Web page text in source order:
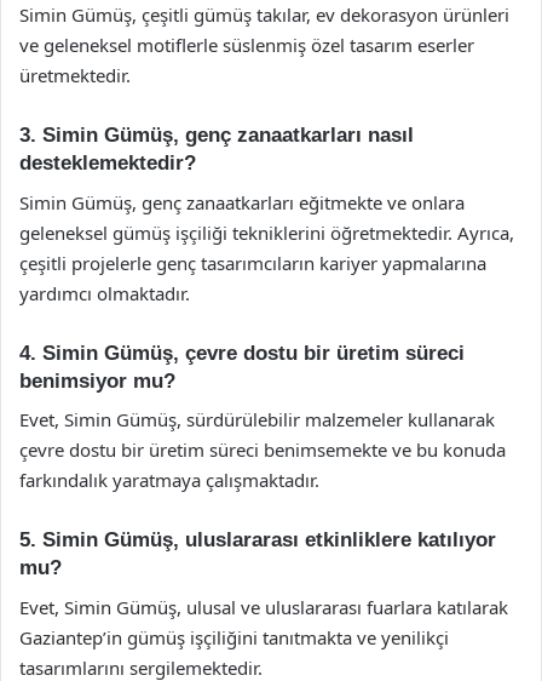
Simin Gümüş, çeşitli gümüş takılar, ev dekorasyon ürünleri
ve geleneksel motiflerle süslenmiş özel tasarım eserler
üretmektedir.
3. Simin Gümüş, genç zanaatkarları nasıl
desteklemektedir?
Simin Gümüş, genç zanaatkarları eğitmekte ve onlara
geleneksel gümüş işçiliği tekniklerini öğretmektedir. Ayrıca,
çeşitli projelerle genç tasarımcıların kariyer yapmalarına
yardımcı olmaktadır.
4. Simin Gümüş, çevre dostu bir üretim süreci
benimsiyor mu?
Evet, Simin Gümüş, sürdürülebilir malzemeler kullanarak
çevre dostu bir üretim süreci benimsemekte ve bu konuda
farkındalık yaratmaya çalışmaktadır.
5. Simin Gümüş, uluslararası etkinliklere katılıyor
mu?
Evet, Simin Gümüş, ulusal ve uluslararası fuarlara katılarak
Gaziantep’in gümüş işçiliğini tanıtmakta ve yenilikçi
tasarımlarını sergilemektedir.